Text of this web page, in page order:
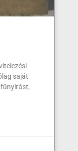
saját